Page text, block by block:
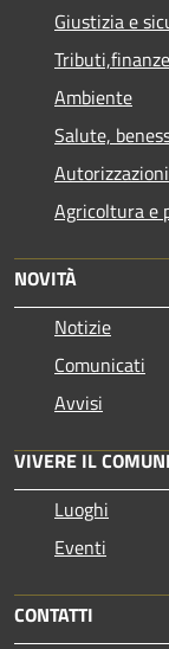
Giustizia e
Ambiente
Salute,
Autorizzazioni
Agricoltura e
NOVITÀ
Notizie
Comunicati
Avvisi
VIVERE IL
Luoghi
Eventi
CONTATTI